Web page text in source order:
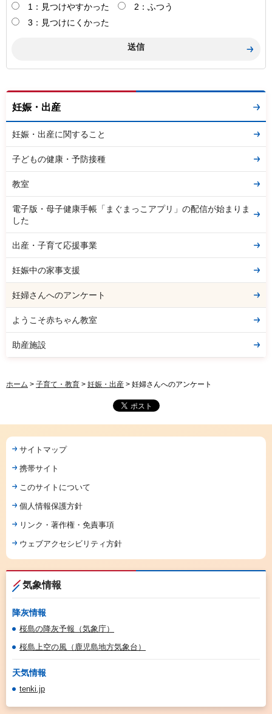
1：見つけやすかった
2：ふつう
3：見つけにくかった
妊娠・出産
妊娠・出産に関すること
子どもの健康・予防接種
教室
電子版・母子健康手帳「まぐまっこアプリ」の配信が始まりま
した
出産・子育て応援事業
妊娠中の家事支援
妊婦さんへのアンケート
ようこそ赤ちゃん教室
助産施設
ホーム > 子育て・教育 > 妊娠・出産 > 妊婦さんへのアンケート
サイトマップ
携帯サイト
このサイトについて
個人情報保護方針
リンク・著作権・免責事項
ウェブアクセシビリティ方針
気象情報
降灰情報
桜島の降灰予報（気象庁）
桜島上空の風（鹿児島地方気象台）
天気情報
tenki.jp